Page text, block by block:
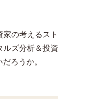
の考えるスト
ルズ分析＆投資
ろうか。